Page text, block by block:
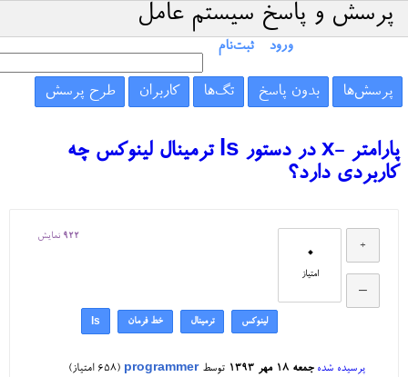
پرسش و پاسخ سیستم عامل
ورود ثبت‌نام
پرسش‌ها بدون پاسخ تگ‌ها کاربران طرح پرسش
پارامتر -x در دستور ls ترمینال لینوکس چه
کاربردی دارد؟
0
امتیاز
922 نمایش
لینوکس ترمینال خط فرمان ls
پرسیده شده جمعه ۱۸ مهر ۱۳۹۳ توسطprogrammer
(
658 امتیاز)